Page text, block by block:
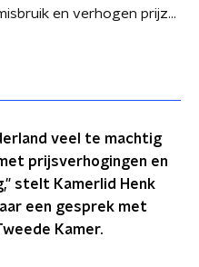
'Bedrijven maken misbruik en verhogen prijzen onnodig'
veel te machtig
prijsverhogingen en
stelt Kamerlid Henk
een gesprek met
Kamer.